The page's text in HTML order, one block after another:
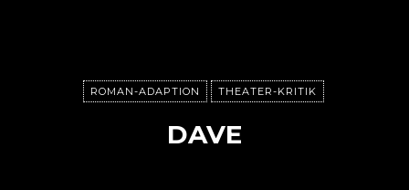
ROMAN-ADAPTION THEATER-KRITIK
DAVE